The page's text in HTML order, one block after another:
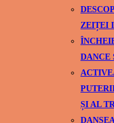
ZEIȚEI
DANCE
ȘI AL